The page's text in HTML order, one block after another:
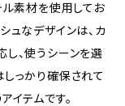
素材を使用してお
ュなデザインは、カ
し、使うシーンを選
しっかり確保されて
イテムです。